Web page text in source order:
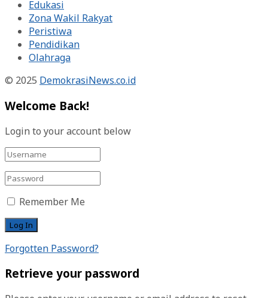
Edukasi
Zona Wakil Rakyat
Peristiwa
Pendidikan
Olahraga
© 2025 DemokrasiNews.co.id
Welcome Back!
Login to your account below
Remember Me
Forgotten Password?
Retrieve your password